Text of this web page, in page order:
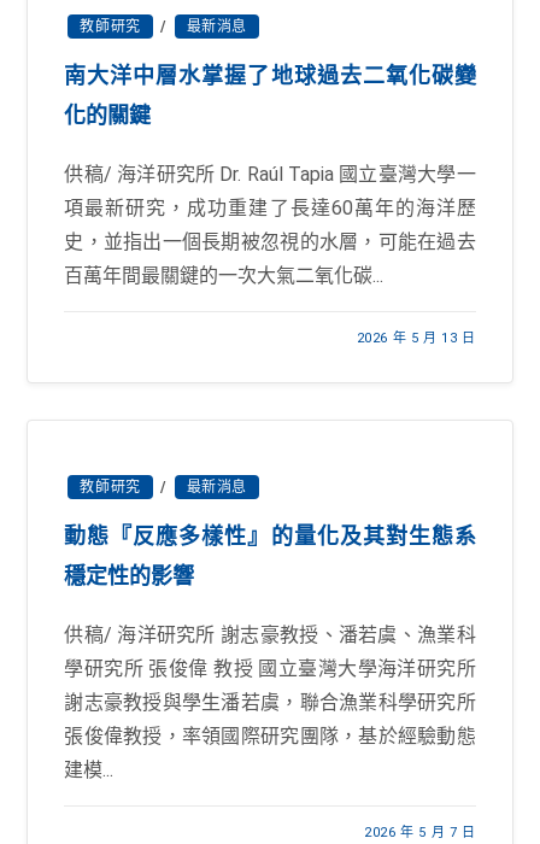
教師研究 / 最新消息
南大洋中層水掌握了地球過去二氧化碳變
化的關鍵
供稿/ 海洋研究所 Dr. Raúl Tapia 國立臺灣大學一
項最新研究，成功重建了長達60萬年的海洋歷
史，並指出一個長期被忽視的水層，可能在過去
百萬年間最關鍵的一次大氣二氧化碳...
2026 年 5 月 13 日
教師研究 / 最新消息
動態『反應多樣性』的量化及其對生態系
穩定性的影響
供稿/ 海洋研究所 謝志豪教授、潘若虞、漁業科
學研究所 張俊偉 教授 國立臺灣大學海洋研究所
謝志豪教授與學生潘若虞，聯合漁業科學研究所
張俊偉教授，率領國際研究團隊，基於經驗動態
建模...
2026 年 5 月 7 日